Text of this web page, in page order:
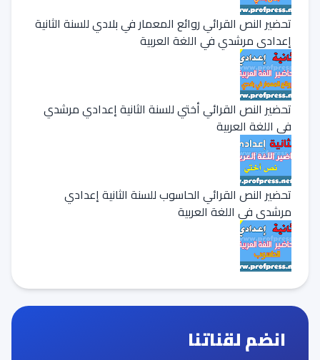
تحضير النص القرائي روائع المعمار في بلادي للسنة الثانية
إعدادي مرشدي في اللغة العربية
تحضير النص القرائي أختي للسنة الثانية إعدادي مرشدي
في اللغة العربية
تحضير النص القرائي الحاسوب للسنة الثانية إعدادي
مرشدي في اللغة العربية
انضم لقناتنا